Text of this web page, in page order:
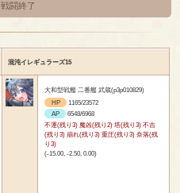
戦闘終了
混沌イレギュラーズ15
大和型戦艦 二番艦 武蔵(p3p010829)
HP
1165/23572
AP
6548/6968
不運(残り3) 魔凶(残り2) 塔(残り3) 不吉
(残り3) 崩れ(残り3) 重圧(残り3) 奈落(残
り3)
(-15.00, -2.50, 0.00)